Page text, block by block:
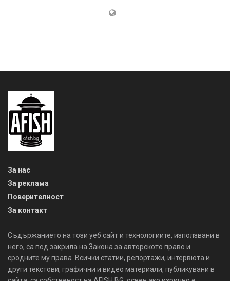
За нас
За реклама
Поверителност
За контакт
Съдържанието на този уеб сайт и технологиите, използвани в
него, са под закрила на Закона за авторското право и
сродните му права. Всички статии, репортажи, интервюта и
други текстови, графични и видео материали, публикувани в